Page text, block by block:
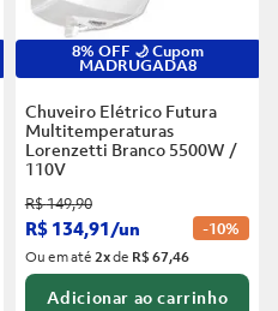
8% OFF 🌙 Cupom
MADRUGADA8
Chuveiro Elétrico Futura
Multitemperaturas
Lorenzetti Branco 5500W /
110V
R$149,90
R$ 134,91/un -10%
Ou em até2xde R$ 67,46
Adicionar ao carrinho